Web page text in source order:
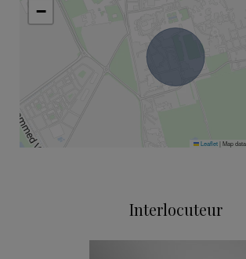
−
Leaflet| Map
Interlocuteur